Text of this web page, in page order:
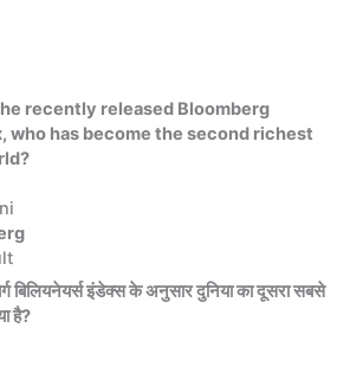
recently released Bloomberg
who has become the second richest
बिलियनेयर्स इंडेक्स के अनुसार दुनिया का दूसरा सबसे
है?